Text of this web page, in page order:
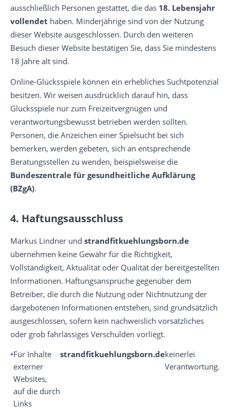
ausschließlich Personen gestattet, die das 18. Lebensjahr
vollendet haben. Minderjährige sind von der Nutzung
dieser Website ausgeschlossen. Durch den weiteren
Besuch dieser Website bestätigen Sie, dass Sie mindestens
18 Jahre alt sind.
Online-Glücksspiele können ein erhebliches Suchtpotenzial
besitzen. Wir weisen ausdrücklich darauf hin, dass
Glücksspiele nur zum Freizeitvergnügen und
verantwortungsbewusst betrieben werden sollten.
Personen, die Anzeichen einer Spielsucht bei sich
bemerken, werden gebeten, sich an entsprechende
Beratungsstellen zu wenden, beispielsweise die
Bundeszentrale für gesundheitliche Aufklärung
(BZgA).
4. Haftungsausschluss
Markus Lindner und strandfitkuehlungsborn.de
übernehmen keine Gewähr für die Richtigkeit,
Vollständigkeit, Aktualität oder Qualität der bereitgestellten
Informationen. Haftungsansprüche gegenüber dem
Betreiber, die durch die Nutzung oder Nichtnutzung der
dargebotenen Informationen entstehen, sind grundsätzlich
ausgeschlossen, sofern kein nachweislich vorsätzliches
oder grob fahrlässiges Verschulden vorliegt.
Für Inhalte
externer
Websites,
auf die durch
Links
strandfitkuehlungsborn.dekeinerlei
Verantwortung.